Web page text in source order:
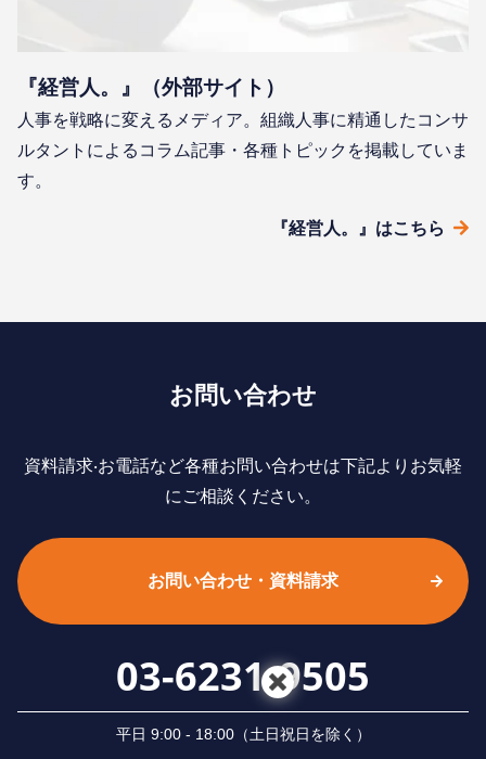
『経営人。』（外部サイト）
人事を戦略に変えるメディア。組織人事に精通したコンサ
ルタントによるコラム記事・各種トピックを掲載していま
す。
『経営人。』はこちら
お問い合わせ
資料請求‧お電話など各種お問い合わせは下記よりお気軽
にご相談ください。
お問い合わせ・資料請求
03-6231-9505
平⽇ 9:00 - 18:00（⼟⽇祝⽇を除く）